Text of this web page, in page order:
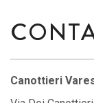
Canottieri